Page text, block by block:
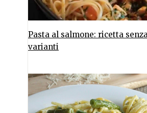
Pasta al salmone: ricetta
varianti